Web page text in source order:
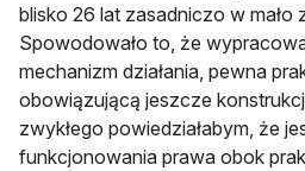
blisko 26 lat zasadniczo w mało
Spowodowało to, że
mechanizm działania, pewna
obowiązującą jeszcze
zwykłego powiedziałabym, że
funkcjonowania prawa obok